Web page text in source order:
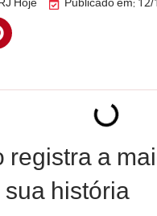
registra a
história